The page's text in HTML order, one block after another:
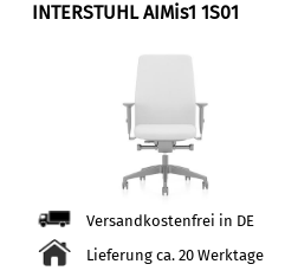
INTERSTUHL AIMis1 1S01
Versandkostenfrei in DE
Lieferung ca. 20 Werktage